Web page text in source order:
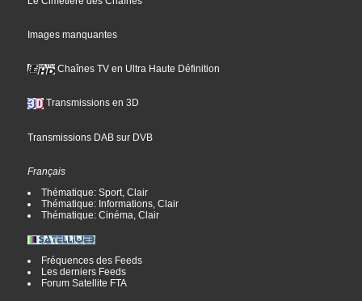
Images manquantes
Chaînes TV en Ultra Haute Définition
Transmissions en 3D
Transmissions DAB sur DVB
Français
Thématique: Sport, Clair
Thématique: Informations, Clair
Thématique: Cinéma, Clair
Fréquences des Feeds
Les derniers Feeds
Forum Satellite FTA